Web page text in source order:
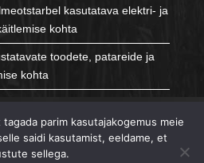
kasutatava elektri- ja
kohta
toodete, patareide ja
kohta
parim kasutajakogemus meie
saidi kasutamist, eeldame, et
sellega.